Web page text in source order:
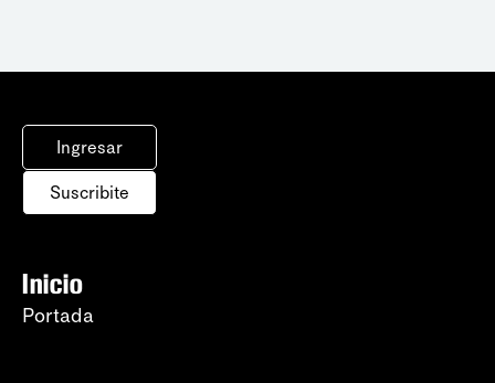
Ingresar
Suscribite
Inicio
Portada